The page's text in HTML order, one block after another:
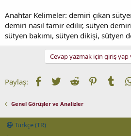
Anahtar Kelimeler: demiri çıkan
demiri nasıl tamir edilir, sütyen demiri
sütyen bakımı, sütyen dikişi, sütyen
Cevap yazmak için giriş yap
Paylaş: Facebook
TwitterReddit Pinterest
Genel Görüşler ve Analizler
Türkçe (TR)